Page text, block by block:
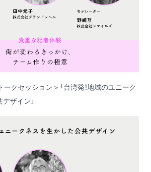
クセッション＞「台湾発！地域のユニーク
ザイン」